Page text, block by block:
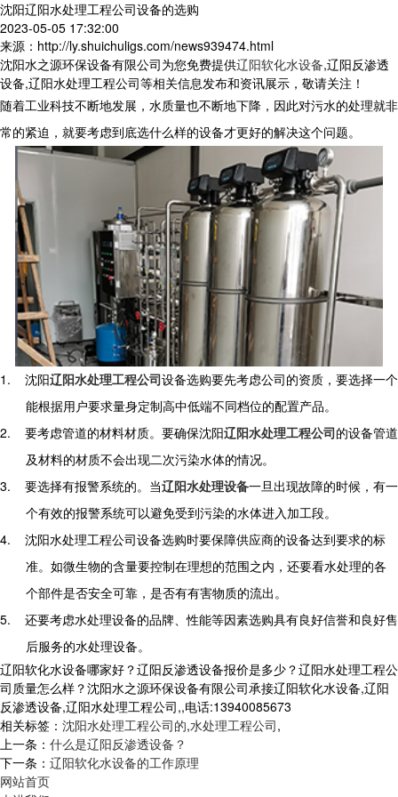
沈阳辽阳水处理工程公司设备的选购
2023-05-05 17:32:00
来源：http://ly.shuichuligs.com/news939474.html
沈阳水之源环保设备有限公司为您免费提供辽阳软化水设备,辽阳反渗透
设备,辽阳水处理工程公司等相关信息发布和资讯展示，敬请关注！
随着工业科技不断地发展，水质量也不断地下降，因此对污水的处理就非
常的紧迫，就要考虑到底选什么样的设备才更好的解决这个问题。
1. 沈阳辽阳水处理工程公司 设备选购要先考虑公司的资质，要选择一个
能根据用户要求量身定制高中低端不同档位的配置产品。
2. 要考虑管道的材料材质。要确保沈阳辽阳水处理工程公司 的设备管道
及材料的材质不会出现二次污染水体的情况。
3. 要选择有报警系统的。当辽阳水处理设备一旦出现故障的时候，有一
个有效的报警系统可以避免受到污染的水体进入加工段。
4.
沈阳水处理工程公司设备选购时要保障供应商的设备达到要求的标
准。如微生物的含量要控制在理想的范围之内，还要看水处理的各
个部件是否安全可靠，是否有有害物质的流出。
5.
还要考虑水处理设备的品牌、性能等因素选购具有良好信誉和良好售
后服务的水处理设备。
辽阳软化水设备哪家好？辽阳反渗透设备报价是多少？辽阳水处理工程公
司质量怎么样？沈阳水之源环保设备有限公司承接辽阳软化水设备,辽阳
反渗透设备,辽阳水处理工程公司,,电话:13940085673
相关标签： 沈阳水处理工程公司的,水处理工程公司,
上一条： 什么是辽阳反渗透设备？
下一条： 辽阳软化水设备的工作原理
网站首页